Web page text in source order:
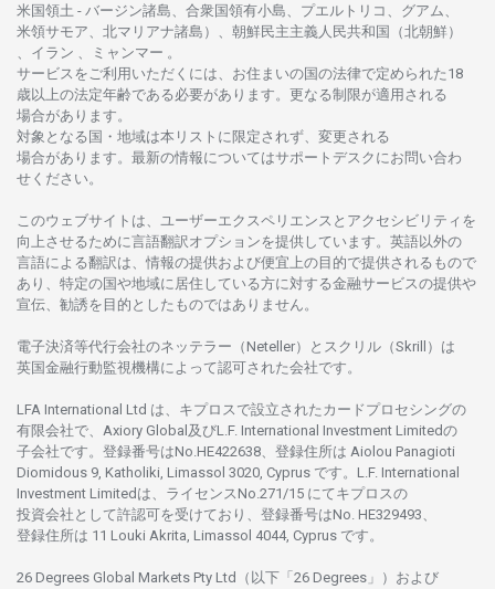
米国領土 - バージン諸島、合衆国領有小島、プエルトリコ、グアム、
米領サモア、 北マリアナ諸島）、 朝鮮民主主義人民共和国
（北朝鮮）
、イラン 、ミャンマー 。
サービスをご利用いただくには、お住まいの国の法律で定められた 18
歳以上の法定年齢である必要があります。 更なる制限が適用さ れる
場合があります。
対象となる 国 ・ 地域は本 リストに限定さ れず、 変更さ れる
場合があります。 最新の情報についてはサポートデスクにお 問い合わ
せくださ い。
このウェブサイトは、 ユーザーエクスペリエンスと アクセシビリティを
向上さ せるために言語翻訳オプションを提供しています。 英語以外の
言語による翻訳は、 情報の提供および便宜上の 目的で提供さ れるもので
あり、 特定の国や地域に居住している方に対する金融サービスの提供や
宣伝、 勧誘を 目的としたものではありません。
電子決済等代行会社のネッテラー （Neteller）と スクリル （Skrill）は
英国金融行動監視機構によって認可さ れた会社です。
LFA International Ltd は、 キプロスで設立さ れた カードプロセシングの
有限会社で、Axiory Global 及びL.F. International Investment Limitedの
子会社です。 登録番号はNo.HE422638、 登録住所は Aiolou Panagioti
Diomidous 9, Katholiki, Limassol 3020, Cyprus です。L.F. International
Investment Limitedは、 ライセンスNo.271/15 にてキプロスの
投資会社として許認可を受けており、 登録番号はNo. HE329493、
登録住所は 11 Louki Akrita, Limassol 4044, Cyprus です。
26 Degrees Global Markets Pty Ltd（以下「26 Degrees」） および